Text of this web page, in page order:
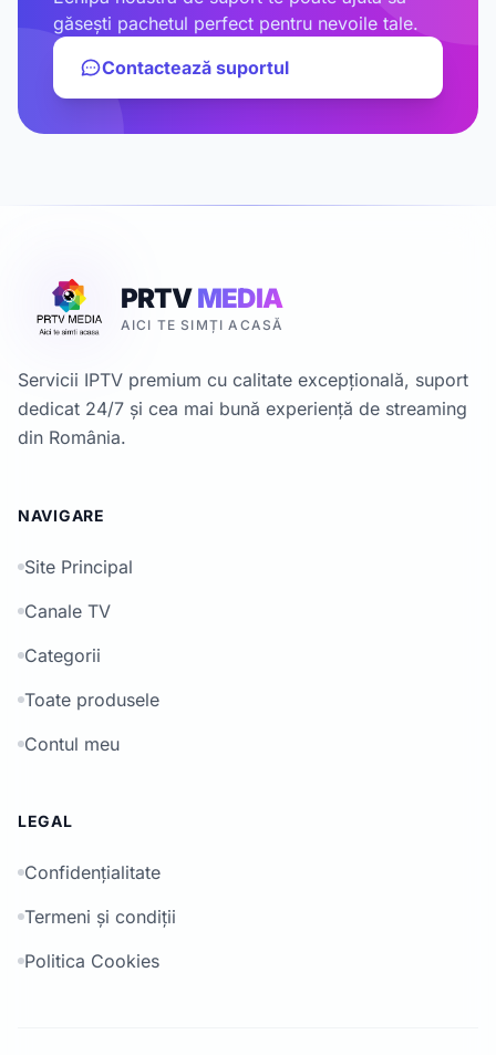
găsești pachetul perfect pentru nevoile tale.
Contactează suportul
PRTVMEDIA
AICI TE SIMȚI ACASĂ
Servicii IPTV premium cu calitate excepțională, suport
dedicat 24/7 și cea mai bună experiență de streaming
din România.
NAVIGARE
Site Principal
Canale TV
Categorii
Toate produsele
Contul meu
LEGAL
Confidențialitate
Termeni și condiții
Politica Cookies